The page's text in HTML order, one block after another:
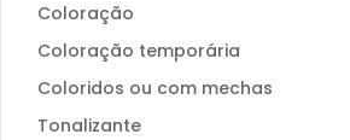
Coloração
Coloração temporária
Coloridos ou com mechas
Tonalizante